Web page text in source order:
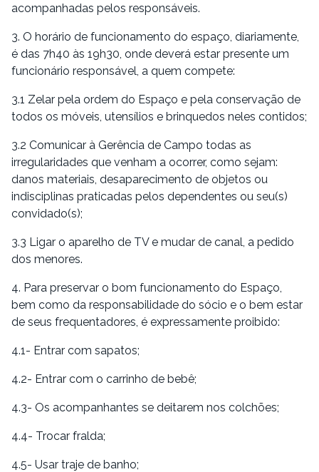
acompanhadas pelos responsáveis.
3. O horário de funcionamento do espaço, diariamente,
é das 7h40 às 19h30, onde deverá estar presente um
funcionário responsável, a quem compete:
3.1 Zelar pela ordem do Espaço e pela conservação de
todos os móveis, utensílios e brinquedos neles contidos;
3.2 Comunicar à Gerência de Campo todas as
irregularidades que venham a ocorrer, como sejam:
danos materiais, desaparecimento de objetos ou
indisciplinas praticadas pelos dependentes ou seu(s)
convidado(s);
3.3 Ligar o aparelho de TV e mudar de canal, a pedido
dos menores.
4. Para preservar o bom funcionamento do Espaço,
bem como da responsabilidade do sócio e o bem estar
de seus frequentadores, é expressamente proibido:
4.1- Entrar com sapatos;
4.2- Entrar com o carrinho de bebê;
4.3- Os acompanhantes se deitarem nos colchões;
4.4- Trocar fralda;
4.5- Usar traje de banho;